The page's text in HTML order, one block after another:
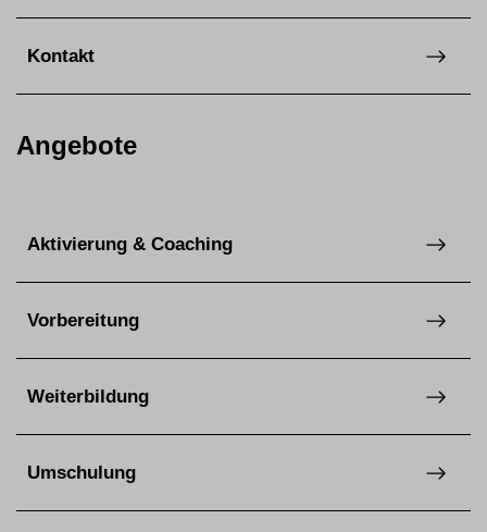
Kontakt
Angebote
Aktivierung & Coaching
Vorbereitung
Weiterbildung
Umschulung